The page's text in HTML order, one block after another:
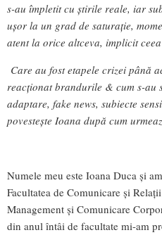
s-au împletit cu știrile reale, iar
ușor la un grad de saturație,
atent la orice altceva, implicit
Care au fost etapele crizei până
reacționat brandurile & cum s-au
adaptare, fake news, subiecte
povestește Ioana după cum
Numele meu este Ioana Duca și
Facultatea de Comunicare și
Management și Comunicare
din anul întâi de facultate mi-am